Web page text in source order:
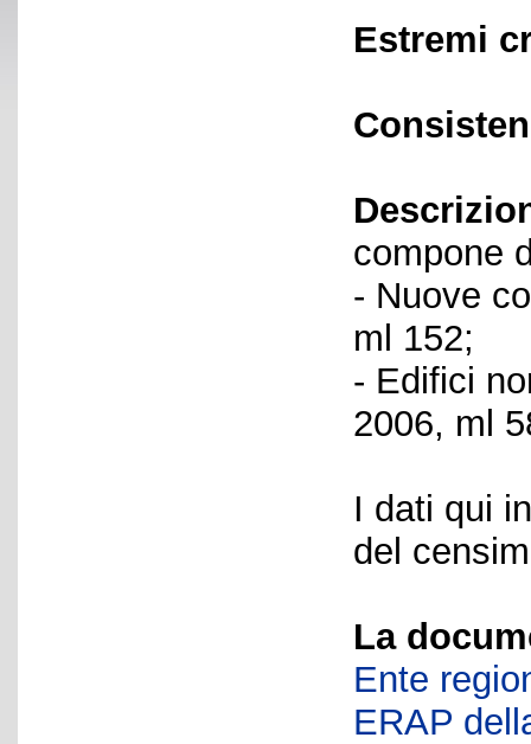
Estremi
compone
- Nuove
ml 152;
- Edifici
2006, ml
I dati qui
del
La
Ente
ERAP